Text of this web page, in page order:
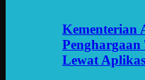
Kementerian
Penghargaan
Lewat